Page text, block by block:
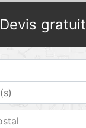
Devis gratuit